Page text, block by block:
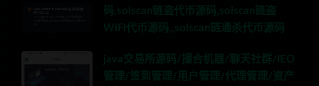
码,solscan链盗代币源码,solscan链盗
WIFI代币源码,,solscan链通杀代币源码
java交易所源码/撮合机器/聊天社群/IEO
管理/签到管理/用户管理/代理管理/资产